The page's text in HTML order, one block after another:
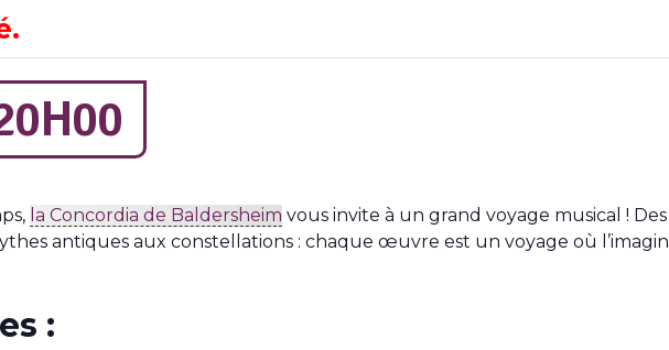
la Concordia de Baldersheim vous invite à un grand voyage musical !
antiques aux constellations : chaque œuvre est un voyage où
: